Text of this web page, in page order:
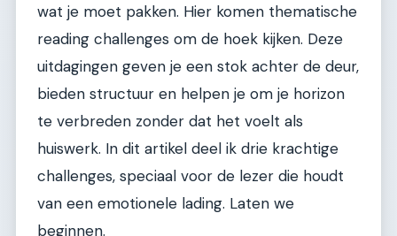
wat je moet pakken. Hier komen thematische
reading challenges om de hoek kijken. Deze
uitdagingen geven je een stok achter de deur,
bieden structuur en helpen je om je horizon
te verbreden zonder dat het voelt als
huiswerk. In dit artikel deel ik drie krachtige
challenges, speciaal voor de lezer die houdt
van een emotionele lading. Laten we
beginnen.